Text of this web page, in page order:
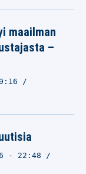
maailman
–
- 22:48